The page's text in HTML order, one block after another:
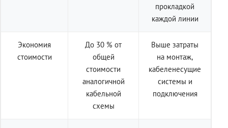
прокладкой
каждой линии
Экономия
стоимости
До 30 % от
общей
стоимости
аналогичной
кабельной
схемы
Выше затраты
на монтаж,
кабеленесущие
системы и
подключения